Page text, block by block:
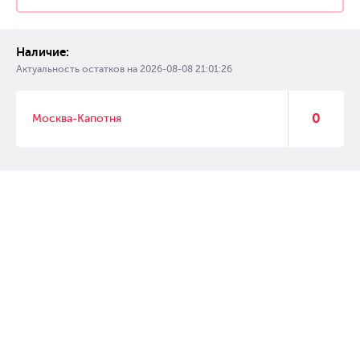
Наличие:
Актуальность остатков на 2026-08-08 21:01:26
Москва-Капотня 0